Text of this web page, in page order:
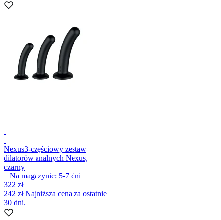
Nexus3-częściowy zestaw
dilatorów analnych Nexus,
czarny
Na magazynie: 5-7 dni
322 zł
242 złNajniższa cena za ostatnie
30 dni.